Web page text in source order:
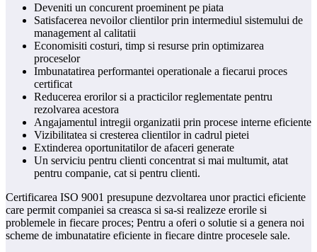
Deveniti un concurent proeminent pe piata
Satisfacerea nevoilor clientilor prin intermediul sistemului de
management al calitatii
Economisiti costuri, timp si resurse prin optimizarea
proceselor
Imbunatatirea performantei operationale a fiecarui proces
certificat
Reducerea erorilor si a practicilor reglementate pentru
rezolvarea acestora
Angajamentul intregii organizatii prin procese interne eficiente
Vizibilitatea si cresterea clientilor in cadrul pietei
Extinderea oportunitatilor de afaceri generate
Un serviciu pentru clienti concentrat si mai multumit, atat
pentru companie, cat si pentru clienti.
Certificarea ISO 9001 presupune dezvoltarea unor practici eficiente
care permit companiei sa creasca si sa-si realizeze erorile si
problemele in fiecare proces; Pentru a oferi o solutie si a genera noi
scheme de imbunatatire eficiente in fiecare dintre procesele sale.